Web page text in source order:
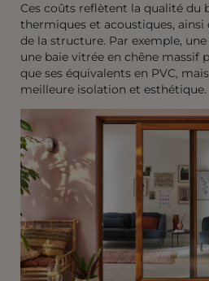
Ces coûts reflètent la qualité du
thermiques et acoustiques, ainsi
de la structure. Par exemple,
une baie vitrée en chêne massif
que ses équivalents en PVC,
meilleure isolation et esthétique.